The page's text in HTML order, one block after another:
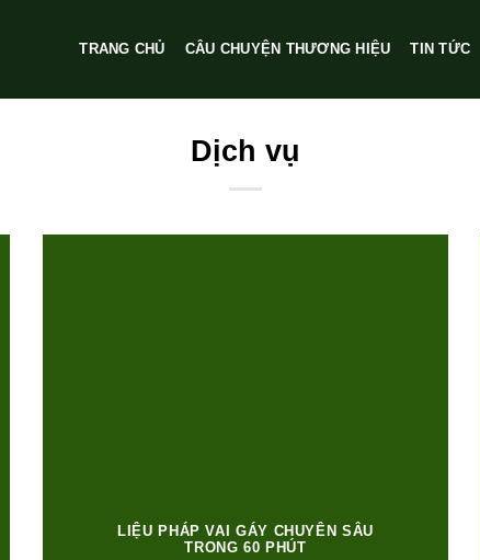
TRANG CHỦ CÂU CHUYỆN THƯƠNG HIỆU TIN TỨC
Dịch vụ
LIỆU PHÁP VAI GÁY CHUYÊN SÂU
TRONG 60 PHÚT